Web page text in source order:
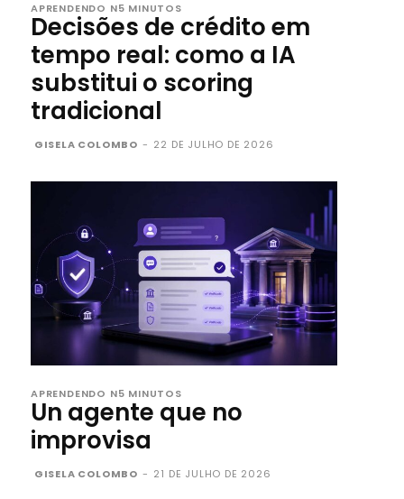
APRENDENDO N5 MINUTOS
Decisões de crédito em
tempo real: como a IA
substitui o scoring
tradicional
GISELA COLOMBO - 22 DE JULHO DE 2026
APRENDENDO N5 MINUTOS
Un agente que no
improvisa
GISELA COLOMBO - 21 DE JULHO DE 2026